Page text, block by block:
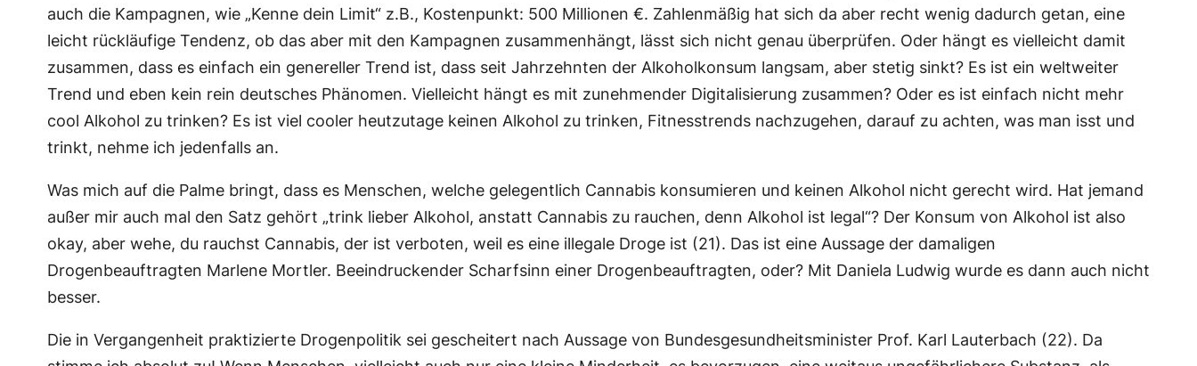
auch die Kampagnen, wie „Kenne dein Limit“ z.B., Kostenpunkt: 500 Millionen €. Zahlenmäßig hat sich da aber recht wenig dadurch getan, eine
leicht rückläufige Tendenz, ob das aber mit den Kampagnen zusammenhängt, lässt sich nicht genau überprüfen. Oder hängt es vielleicht damit
zusammen, dass es einfach ein genereller Trend ist, dass seit Jahrzehnten der Alkoholkonsum langsam, aber stetig sinkt? Es ist ein weltweiter
Trend und eben kein rein deutsches Phänomen. Vielleicht hängt es mit zunehmender Digitalisierung zusammen? Oder es ist einfach nicht mehr
cool Alkohol zu trinken? Es ist viel cooler heutzutage keinen Alkohol zu trinken, Fitnesstrends nachzugehen, darauf zu achten, was man isst und
trinkt, nehme ich jedenfalls an.
Was mich auf die Palme bringt, dass es Menschen, welche gelegentlich Cannabis konsumieren und keinen Alkohol nicht gerecht wird. Hat jemand
außer mir auch mal den Satz gehört „trink lieber Alkohol, anstatt Cannabis zu rauchen, denn Alkohol ist legal“? Der Konsum von Alkohol ist also
okay, aber wehe, du rauchst Cannabis, der ist verboten, weil es eine illegale Droge ist (21). Das ist eine Aussage der damaligen
Drogenbeauftragten Marlene Mortler. Beeindruckender Scharfsinn einer Drogenbeauftragten, oder? Mit Daniela Ludwig wurde es dann auch nicht
besser.
Die in Vergangenheit praktizierte Drogenpolitik sei gescheitert nach Aussage von Bundesgesundheitsminister Prof. Karl Lauterbach (22). Da